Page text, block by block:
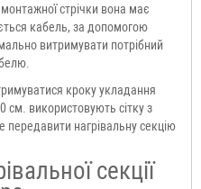
стрічки вона має
кабель, за допомогою
витримувати потрібний
кроку укладання
см. використовують сітку з
нагрівальну секцію
секції